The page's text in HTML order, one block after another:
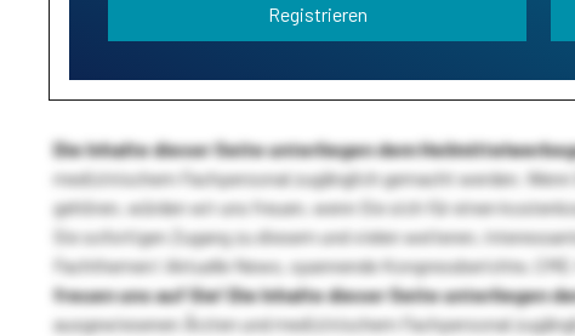
Registrieren
Die Inhalte dieser Seite unterliegen dem
medizinischem Fachpersonal zugänglich gemacht werden.
gehören, würden wir uns freuen, wenn Sie sich für einen
Sie sofortigen Zugang zu diesem und vielen weiteren,
Fachthemen! Aktuelle News, spannende Kongressberichte,
freuen uns auf Sie!Die Inhalte dieser Seite unterliegen
ausgewiesenen Ärzten und medizinischem Fachpersonal